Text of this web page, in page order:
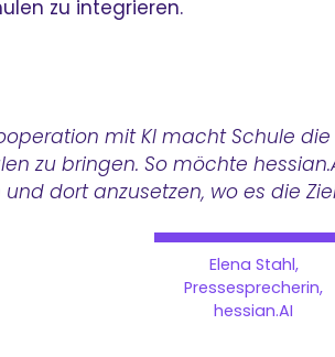
zu integrieren.
mit KI macht Schule
zu bringen. So möchte
dort anzusetzen, wo es die
Elena Stahl,
Pressesprecherin,
hessian.AI